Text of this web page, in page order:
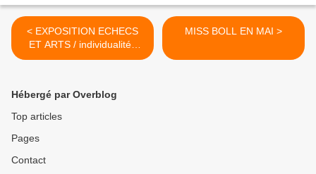
< EXPOSITION ECHECS
ET ARTS / individualités
collectives
MISS BOLL EN MAI >
Hébergé par Overblog
Top articles
Pages
Contact